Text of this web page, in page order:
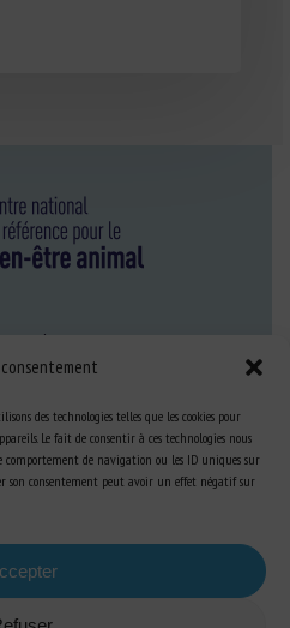
des technologies telles que les cookies pour
Le fait de consentir à ces technologies nous
comportement de navigation ou les ID uniques sur
son consentement peut avoir un effet négatif sur
FAQ
sur le BEA
au BEA